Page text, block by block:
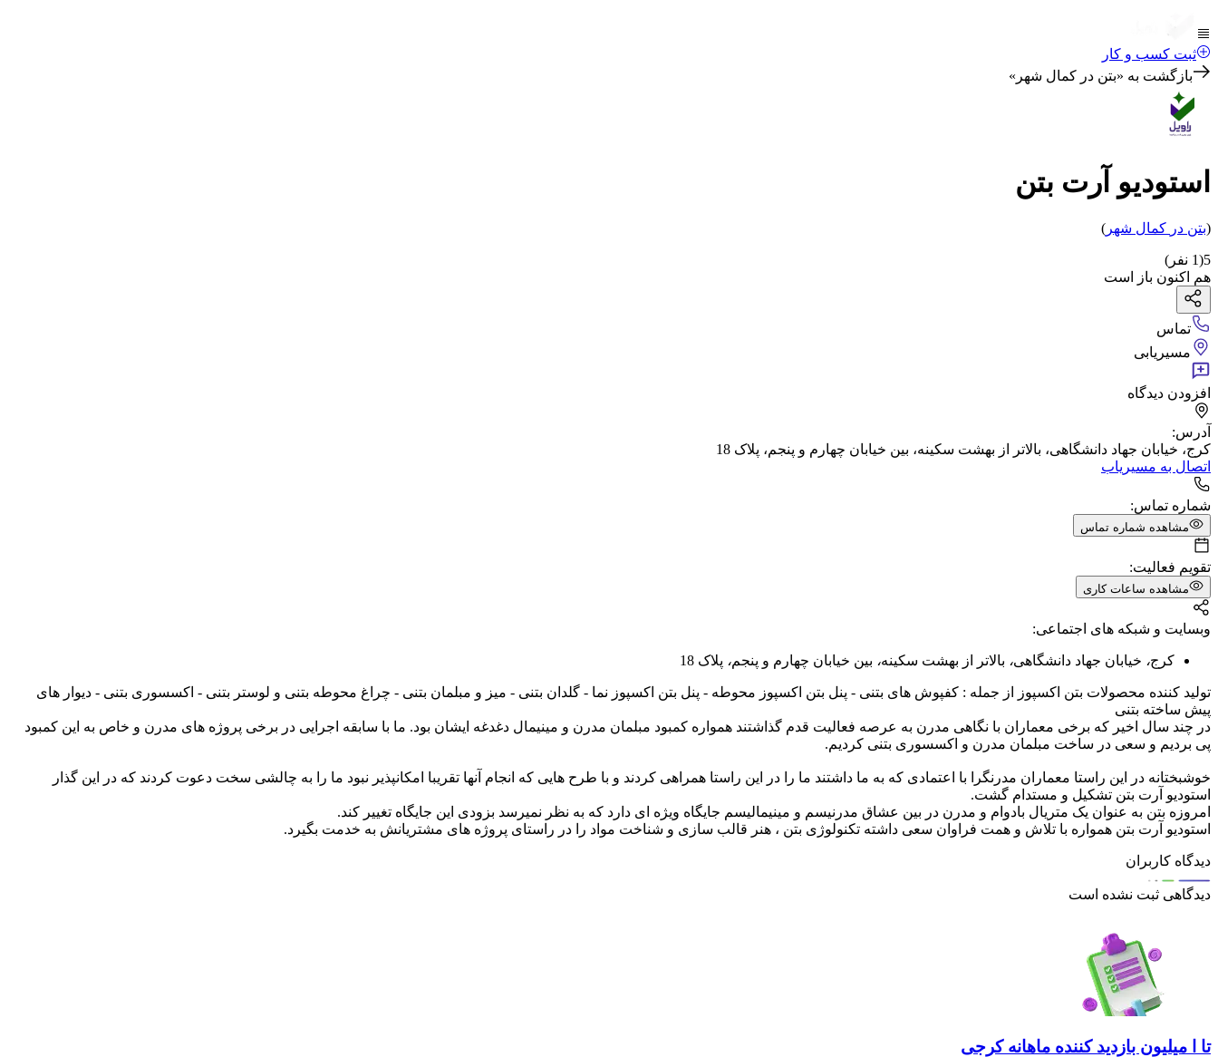
ثبت کسب و کار
بازگشت به «بتن در کمال شهر »
استودیو آرت بتن
(بتن در کمال شهر )
5
(
1 نفر)
هم اکنون باز است
تماس
مسیریابی
افزودن دیدگاه
آدرس:
کرج، خیابان جهاد دانشگاهی، بالاتر از بهشت سکینه، بین خیابان چهارم و پنجم، پلاک 18
اتصال به مسیریاب
شماره تماس:
مشاهده شماره تماس
تقویم فعالیت:
مشاهده ساعات کاری
وبسایت و شبکه های اجتماعی:
کرج، خیابان جهاد دانشگاهی، بالاتر از بهشت سکینه، بین خیابان چهارم و پنجم، پلاک 18
تولید کننده محصولات بتن اکسپوز از جمله : کفپوش های بتنی - پنل بتن اکسپوز محوطه - پنل بتن اکسپوز نما - گلدان بتنی - میز و مبلمان بتنی - چراغ محوطه بتنی و لوستر بتنی - اکسسوری بتنی - دیوار های
پیش ساخته بتنی
در چند سال اخیر که برخی معماران با نگاهی مدرن به عرصه فعالیت قدم گذاشتند همواره کمبود مبلمان مدرن و مینیمال دغدغه ایشان بود. ما با سابقه اجرایی در برخی پروژه های مدرن و خاص به این کمبود
پی بردیم و سعی در ساخت مبلمان مدرن و اکسسوری بتنی کردیم.
خوشبختانه در این راستا معماران مدرنگرا با اعتمادی که به ما داشتند ما را در این راستا همراهی کردند و با طرح هایی که انجام آنها تقریبا امکانپذیر نبود ما را به چالشی سخت دعوت کردند که در این گذار
استودیو آرت بتن تشکیل و مستدام گشت.
امروزه بتن به عنوان یک متریال بادوام و مدرن در بین عشاق مدرنیسم و مینیمالیسم جایگاه ویژه ای دارد که به نظر نمیرسد بزودی این جایگاه تغییر کند.
استودیو آرت بتن همواره با تلاش و همت فراوان سعی داشته تکنولوژی بتن ، هنر قالب سازی و شناخت مواد را در راستای پروژه های مشتریانش به خدمت بگیرد.
دیدگاه کاربران
دیدگاهی ثبت نشده است
تا ا میلیون بازدید کننده ماهانه کرجی